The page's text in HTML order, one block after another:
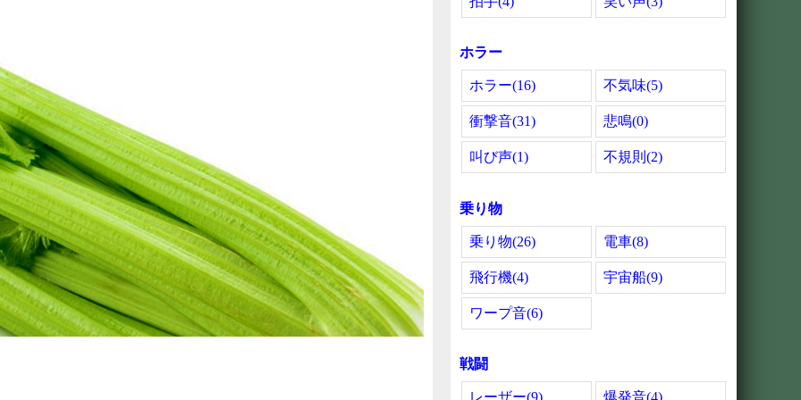
ホラー
ホラー(16) 不気味(5)
衝撃音(31) 悲鳴(0)
叫び声(1) 不規則(2)
乗り物
乗り物(26) 電車(8)
飛行機(4) 宇宙船(9)
ワープ音(6)
戦闘
レーザー(9) 爆発音(4)